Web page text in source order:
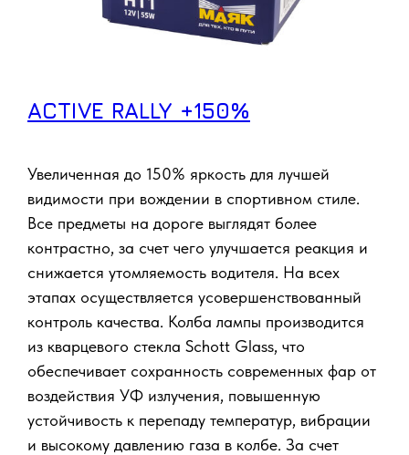
ACTIVE RALLY +150%
Увеличенная до 150% яркость для лучшей
видимости при вождении в спортивном стиле.
Все предметы на дороге выглядят более
контрастно, за счет чего улучшается реакция и
снижается утомляемость водителя. На всех
этапах осуществляется усовершенствованный
контроль качества. Колба лампы производится
из кварцевого стекла Schott Glass, что
обеспечивает сохранность современных фар от
воздействия УФ излучения, повышенную
устойчивость к перепаду температур, вибрации
и высокому давлению газа в колбе. За счет